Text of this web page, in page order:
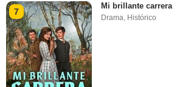
7
Mi brillante carrera
Drama, Histórico